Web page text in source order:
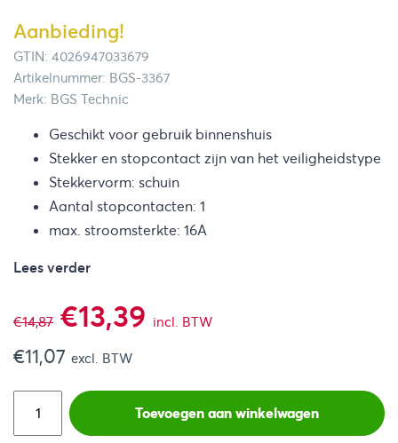
Aanbieding!
GTIN: 4026947033679
Artikelnummer: BGS-3367
Merk: BGS Technic
Geschikt voor gebruik binnenshuis
Stekker en stopcontact zijn van het veiligheidstype
Stekkervorm: schuin
Aantal stopcontacten: 1
max. stroomsterkte: 16A
Lees verder
€14,87 Oorspronkelijke
prijs
was:
€13,39 Huidige
is:
incl. BTW
€11,07 excl. BTW
Toevoegen aan winkelwagen